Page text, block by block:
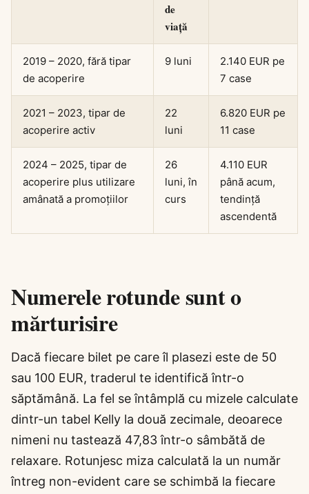
de
viață
2019 – 2020, fără tipar
de acoperire
9 luni
2.140 EUR pe
7 case
2021 – 2023, tipar de
acoperire activ
22
luni
6.820 EUR pe
11 case
2024 – 2025, tipar de
acoperire plus utilizare
amânată a promoțiilor
26
luni, în
curs
4.110 EUR
până acum,
tendință
ascendentă
Numerele rotunde sunt o
mărturisire
Dacă fiecare bilet pe care îl plasezi este de 50
sau 100 EUR, traderul te identifică într-o
săptămână. La fel se întâmplă cu mizele calculate
dintr-un tabel Kelly la două zecimale, deoarece
nimeni nu tastează 47,83 într-o sâmbătă de
relaxare. Rotunjesc miza calculată la un număr
întreg non-evident care se schimbă la fiecare